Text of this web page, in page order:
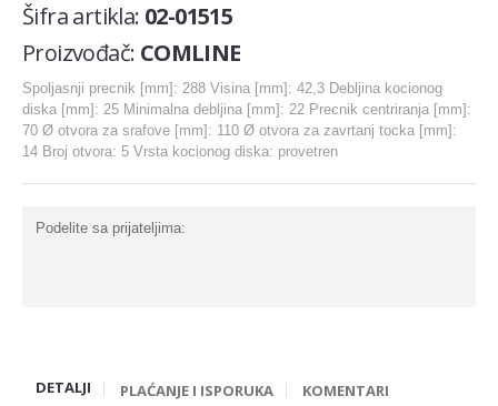
Karike
Komplet za generalnu
Ležaj radilice
Nosač motora
Šraf za glavu
Bregasta osovina
DIHTUNG
Šifra artikla: 02-01515
Proizvođač: COMLINE
Spoljasnji precnik [mm]: 288 Visina [mm]: 42,3 Debljina kocionog
diska [mm]: 25 Minimalna debljina [mm]: 22 Precnik centriranja [mm]:
70 Ø otvora za srafove [mm]: 110 Ø otvora za zavrtanj tocka [mm]:
14 Broj otvora: 5 Vrsta kocionog diska: provetren
Podelite sa prijateljima:
DETALJI PLAĆANJE I ISPORUKA KOMENTARI